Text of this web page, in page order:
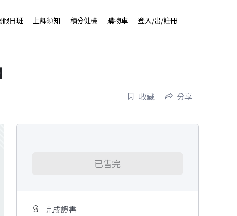
假日班 上課須知 積分健檢 購物車 登入/出/註冊
收藏 分享
已售完
完成證書